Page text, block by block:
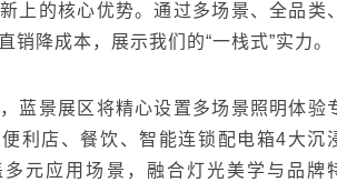
上的核心优势。通过多场景、全品类
销降成本，展示我们的“一栈式”实力。
蓝景展区将精心设置多场景照明体验
利店、餐饮、智能连锁配电箱4大沉
多元应用场景，融合灯光美学与品牌